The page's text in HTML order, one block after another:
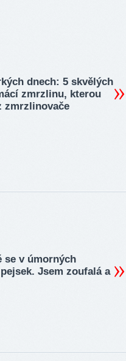
dnech: 5 skvělých
zmrzlinu, kterou
zmrzlinovače
se v úmorných
Jsem zoufalá a